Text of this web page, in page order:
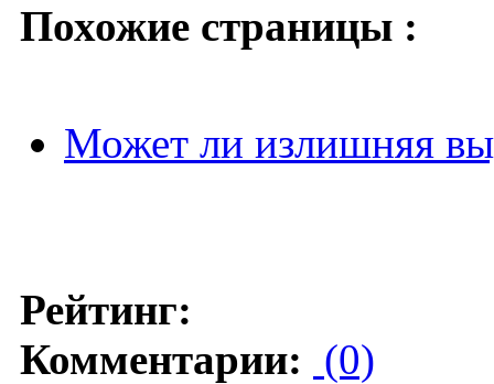
Похожие страницы :
Может ли излишняя
Рейтинг:
Комментарии: (0)